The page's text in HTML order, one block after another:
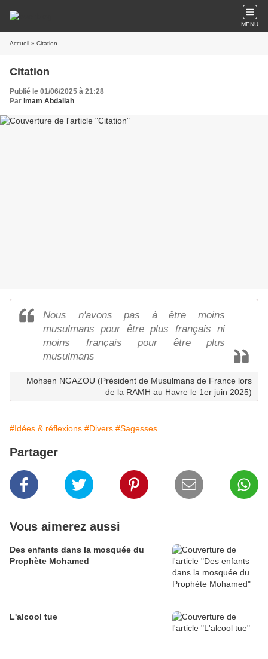
MENU
Accueil » Citation
Citation
Publié le 01/06/2025 à 21:28
Par imam Abdallah
Nous n'avons pas à être moins
musulmans pour être plus français ni
moins français pour être plus
musulmans
Mohsen NGAZOU (Président de Musulmans de France lors
de la RAMH au Havre le 1er juin 2025)
#Idées & réflexions #Divers #Sagesses
Partager
Vous aimerez aussi
Des enfants dans la mosquée du
Prophète Mohamed
L'alcool tue